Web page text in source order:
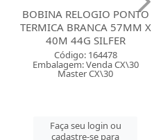
BOBINA RELOGIO PONTO
TERMICA BRANCA 57MM X
40M 44G SILFER
Código: 164478
Embalagem: Venda CX\30
Master CX\30
Faça seu login ou
cadastre-se para